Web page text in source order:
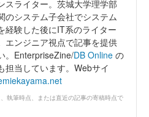
スライター。茨城大学理学部
のシステム子会社でシステム
経験した後にIT系のライター
エンジニア視点で記事を提供
。EnterpriseZine/DB Online の
担当しています。Webサイ
執筆時点、または直近の記事の寄稿時点で